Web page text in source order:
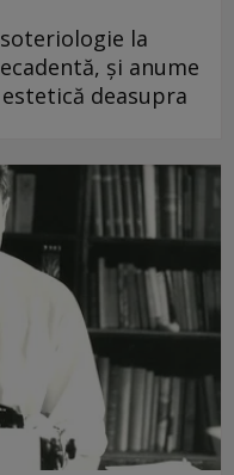
la
și anume
deasupra